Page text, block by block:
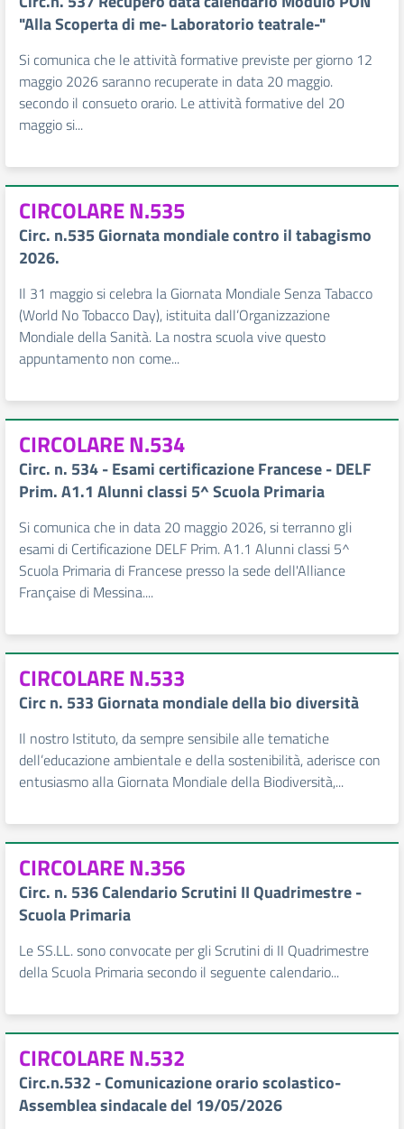
"Alla Scoperta di me- Laboratorio teatrale-"
Si comunica che le attività formative previste per giorno 12
maggio 2026 saranno recuperate in data 20 maggio.
secondo il consueto orario. Le attività formative del 20
maggio si...
CIRCOLARE N.535
Circ. n.535 Giornata mondiale contro il tabagismo
2026.
Il 31 maggio si celebra la Giornata Mondiale Senza Tabacco
(World No Tobacco Day), istituita dall’Organizzazione
Mondiale della Sanità. La nostra scuola vive questo
appuntamento non come...
CIRCOLARE N.534
Circ. n. 534 - Esami certificazione Francese - DELF
Prim. A1.1 Alunni classi 5^ Scuola Primaria
Si comunica che in data 20 maggio 2026, si terranno gli
esami di Certificazione DELF Prim. A1.1 Alunni classi 5^
Scuola Primaria di Francese presso la sede dell'Alliance
Française di Messina....
CIRCOLARE N.533
Circ n. 533 Giornata mondiale della bio diversità
Il nostro Istituto, da sempre sensibile alle tematiche
dell’educazione ambientale e della sostenibilità, aderisce con
entusiasmo alla Giornata Mondiale della Biodiversità,...
CIRCOLARE N.356
Circ. n. 536 Calendario Scrutini II Quadrimestre -
Scuola Primaria
Le SS.LL. sono convocate per gli Scrutini di II Quadrimestre
della Scuola Primaria secondo il seguente calendario...
CIRCOLARE N.532
Circ.n.532 - Comunicazione orario scolastico-
Assemblea sindacale del 19/05/2026